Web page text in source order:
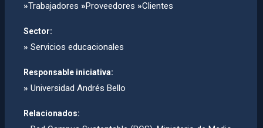
»Trabajadores »Proveedores »Clientes
Sector:
» Servicios educacionales
Responsable iniciativa:
» Universidad Andrés Bello
Relacionados: